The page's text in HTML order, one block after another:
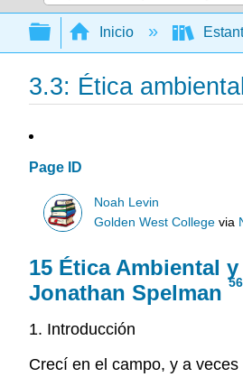
Buscar
Expandir/contraer
Inicio
3.3: Ética
Page ID
Noah Levin
Golden West College via
15 Ética Ambiental
Jonathan Spelman 56
1. Introducción
Crecí en el campo, y a